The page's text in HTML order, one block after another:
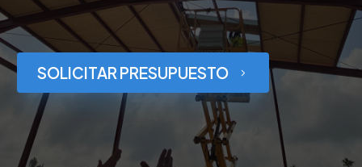
SOLICITAR PRESUPUESTO 5